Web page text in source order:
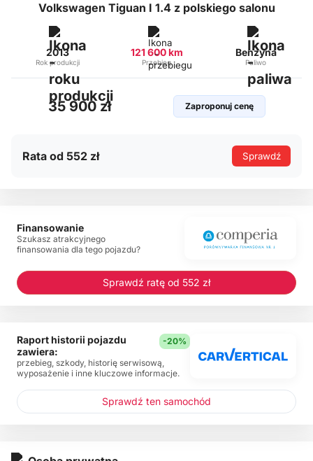
Volkswagen Tiguan I 1.4 z polskiego salonu
2013
Rok produkcji
121 600 km
Przebieg
Benzyna
Paliwo
35 900 zł Zaproponuj cenę
Rata od 552 zł Sprawdź
Finansowanie
Szukasz atrakcyjnego
finansowania dla tego pojazdu?
Sprawdź ratę od 552 zł
Raport historii pojazdu
zawiera:
-20%
przebieg, szkody, historię serwisową,
wyposażenie i inne kluczowe informacje.
Sprawdź ten samochód